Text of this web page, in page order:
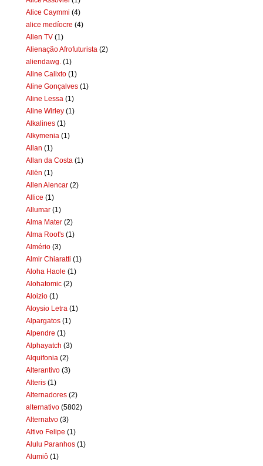
Alice Caymmi (4)
alice medíocre (4)
Alien TV (1)
Alienação Afrofuturista (2)
aliendawg. (1)
Aline Calixto (1)
Aline Gonçalves (1)
Aline Lessa (1)
Aline Wirley (1)
Alkalines (1)
Alkymenia (1)
Allan (1)
Allan da Costa (1)
Allën (1)
Allen Alencar (2)
Allice (1)
Allumar (1)
Alma Mater (2)
Alma Root's (1)
Almério (3)
Almir Chiaratti (1)
Aloha Haole (1)
Alohatomic (2)
Aloizio (1)
Aloysio Letra (1)
Alpargatos (1)
Alpendre (1)
Alphayatch (3)
Alquifonia (2)
Alterantivo (3)
Alteris (1)
Alternadores (2)
alternativo (5802)
Alternatvo (3)
Altivo Felipe (1)
Alulu Paranhos (1)
Alumiô (1)